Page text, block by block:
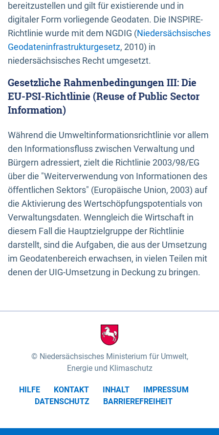
bereitzustellen und gilt für existierende und in
digitaler Form vorliegende Geodaten. Die INSPIRE-
Richtlinie wurde mit dem NGDIG (Niedersächsisches
Geodateninfrastrukturgesetz, 2010) in
niedersächsisches Recht umgesetzt.
Gesetzliche Rahmenbedingungen III: Die
EU-PSI-Richtlinie (Reuse of Public Sector
Information)
Während die Umweltinformationsrichtlinie vor allem
den Informationsfluss zwischen Verwaltung und
Bürgern adressiert, zielt die Richtlinie 2003/98/EG
über die "Weiterverwendung von Informationen des
öffentlichen Sektors" (Europäische Union, 2003) auf
die Aktivierung des Wertschöpfungspotentials von
Verwaltungsdaten. Wenngleich die Wirtschaft in
diesem Fall die Hauptzielgruppe der Richtlinie
darstellt, sind die Aufgaben, die aus der Umsetzung
im Geodatenbereich erwachsen, in vielen Teilen mit
denen der UIG-Umsetzung in Deckung zu bringen.
Niedersächsisches Ministerium für Umwelt,
Energie und Klimaschutz
HILFE KONTAKT INHALT
IMPRESSUM
DATENSCHUTZ
BARRIEREFREIHEIT